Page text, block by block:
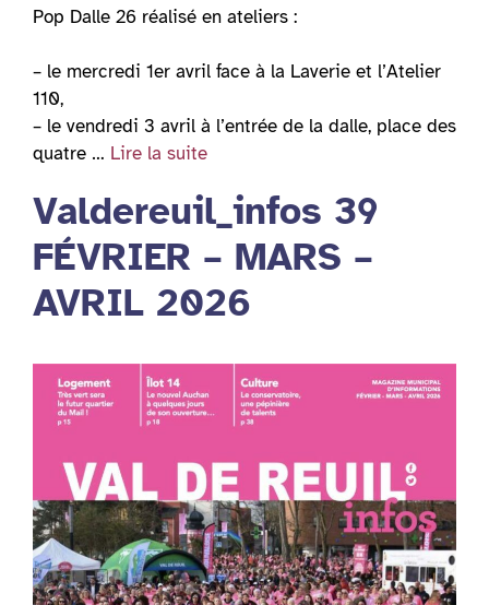
Pop Dalle 26 réalisé en ateliers :
– le mercredi 1er avril face à la Laverie et l’Atelier
110,
– le vendredi 3 avril à l’entrée de la dalle, place des
quatre … Lire la suite
Valdereuil_infos 39
FÉVRIER – MARS –
AVRIL 2026